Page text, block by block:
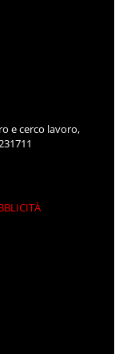
e cerco lavoro,